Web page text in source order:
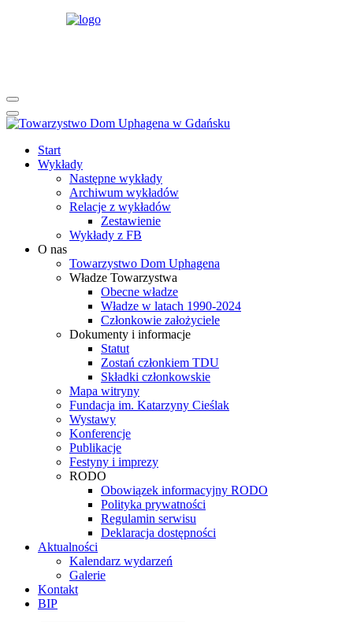
Start
Wykłady
Następne wykłady
Archiwum wykładów
Relacje z wykładów
Zestawienie
Wykłady z FB
O nas
Towarzystwo Dom Uphagena
Władze Towarzystwa
Obecne władze
Władze w latach 1990-2024
Członkowie założyciele
Dokumenty i informacje
Statut
Zostań członkiem TDU
Składki członkowskie
Mapa witryny
Fundacja im. Katarzyny Cieślak
Wystawy
Konferencje
Publikacje
Festyny i imprezy
RODO
Obowiązek informacyjny RODO
Polityka prywatności
Regulamin serwisu
Deklaracja dostępności
Aktualności
Kalendarz wydarzeń
Galerie
Kontakt
BIP